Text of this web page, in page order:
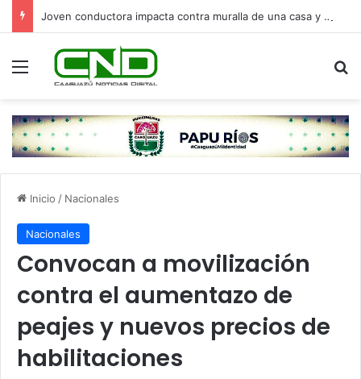
Joven conductora impacta contra muralla de una casa y pierde la vida en Villa Elisa
Menú
Inicio / Nacionales
Nacionales
Convocan a movilización
contra el aumentazo de
peajes y nuevos precios de
habilitaciones